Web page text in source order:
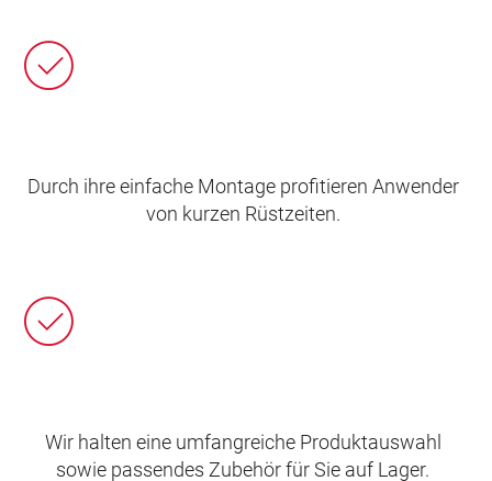
Durch ihre einfache Montage profitieren Anwender
von kurzen Rüstzeiten.
Wir halten eine umfangreiche Produktauswahl
sowie passendes Zubehör für Sie auf Lager.